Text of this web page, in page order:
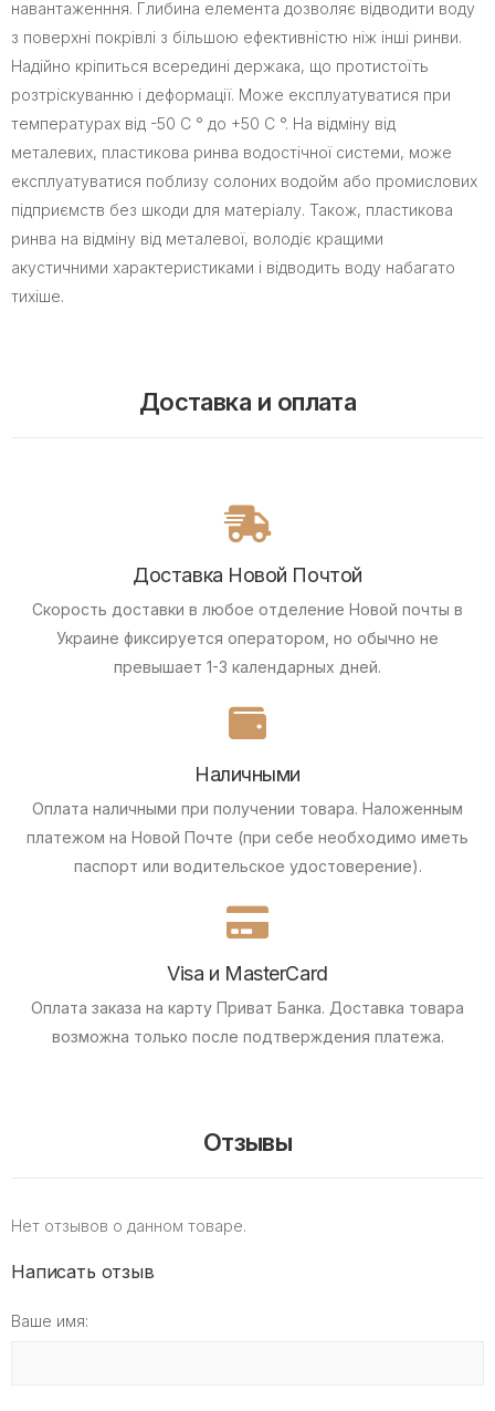
навантаженння. Глибина елемента дозволяє відводити воду
з поверхні покрівлі з більшою ефективністю ніж інші ринви.
Надійно кріпиться всередині держака, що протистоїть
розтріскуванню і деформації. Може експлуатуватися при
температурах від -50 С ° до +50 С °. На відміну від
металевих, пластикова ринва водостічної системи, може
експлуатуватися поблизу солоних водойм або промислових
підприємств без шкоди для матеріалу. Також, пластикова
ринва на відміну від металевої, володіє кращими
акустичними характеристиками і відводить воду набагато
тихіше.
Доставка и оплата
Доставка Новой Почтой
Скорость доставки в любое отделение Новой почты в
Украине фиксируется оператором, но обычно не
превышает 1-3 календарных дней.
Наличными
Оплата наличными при получении товара. Наложенным
платежом на Новой Почте (при себе необходимо иметь
паспорт или водительское удостоверение).
Visa и MasterCard
Оплата заказа на карту Приват Банка. Доставка товара
возможна только после подтверждения платежа.
Отзывы
Нет отзывов о данном товаре.
Написать отзыв
Ваше имя: